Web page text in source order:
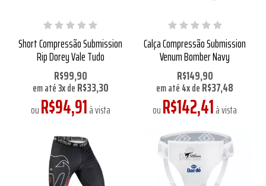
Short Compressão Submission
Rip Dorey Vale Tudo
R$99,90
em até3xdeR$33,30
ouR$94,91à vista
Calça Compressão Submission
Venum Bomber Navy
R$149,90
em até4xdeR$37,48
ouR$142,41à vista